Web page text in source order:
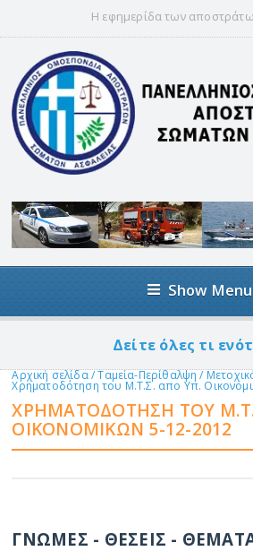
Η εφημερίδα των
Show Menu
Δείτε όλες τι
Αρχική σελίδα/Ταμεία-Περίθαλψη /
Χρηματοδότηση του Μ.Τ.Σ. απο Υπ.
ΧΡΗΜΑΤΟΔΌΤΗΣΗ ΤΟΥ
ΟΙΚΟΝΟΜΙΚΏΝ 5-12-2012
ΓΝΩΜΕΣ - ΘΕΣΕΙΣ -